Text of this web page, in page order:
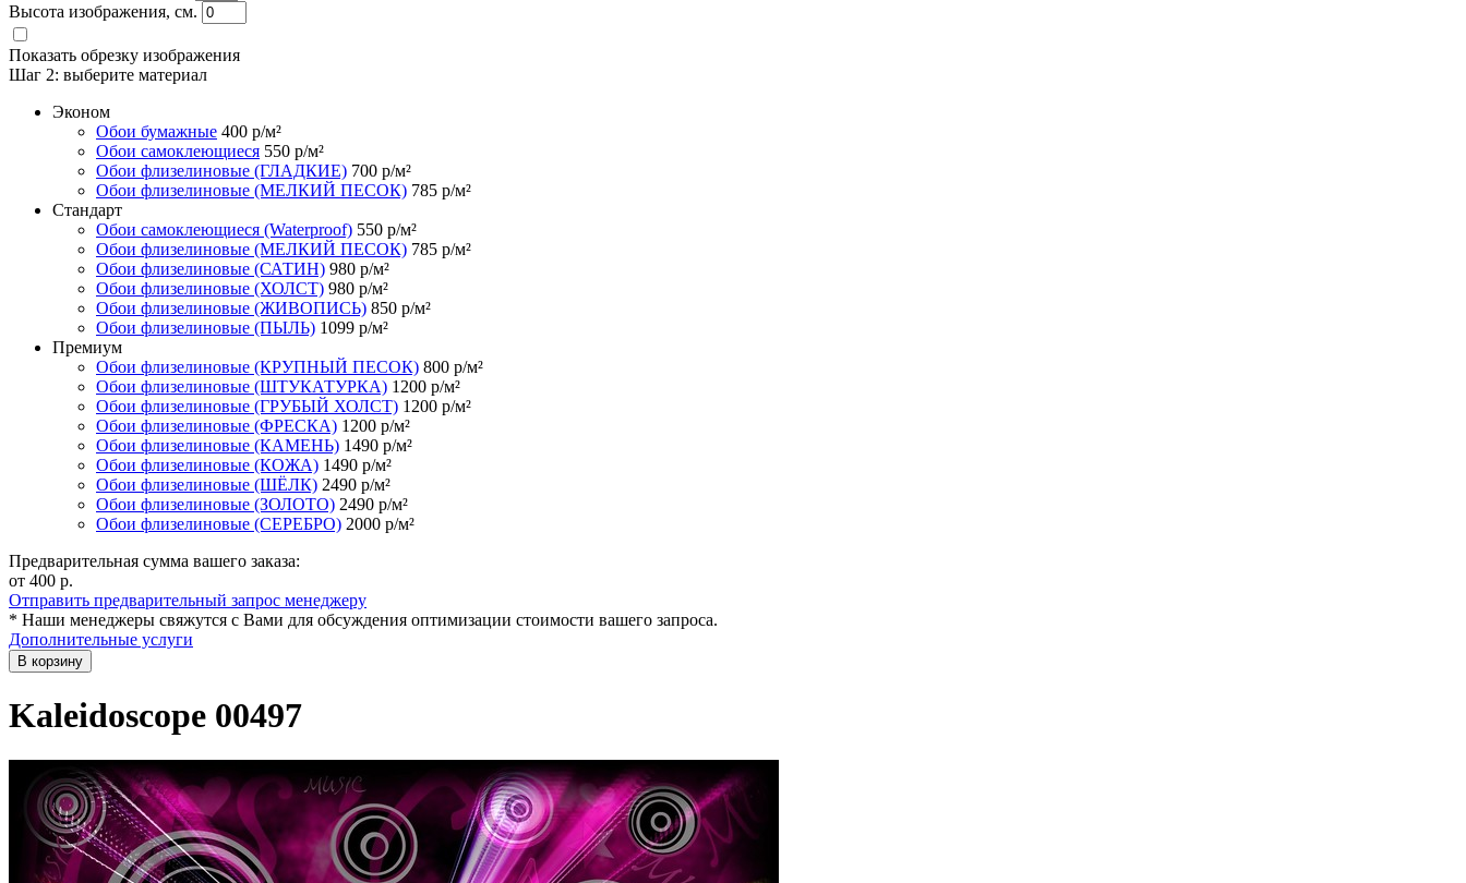
Высота изображения, см.
Показать обрезку изображения
Шаг 2: выберите материал
Эконом
Обои бумажные 400 р/м²
Обои самоклеющиеся 550 р/м²
Обои флизелиновые (ГЛАДКИЕ) 700 р/м²
Обои флизелиновые (МЕЛКИЙ ПЕСОК) 785 р/м²
Стандарт
Обои самоклеющиеся (Waterproof) 550 р/м²
Обои флизелиновые (МЕЛКИЙ ПЕСОК) 785 р/м²
Обои флизелиновые (САТИН) 980 р/м²
Обои флизелиновые (ХОЛСТ) 980 р/м²
Обои флизелиновые (ЖИВОПИСЬ) 850 р/м²
Обои флизелиновые (ПЫЛЬ) 1099 р/м²
Премиум
Обои флизелиновые (КРУПНЫЙ ПЕСОК) 800 р/м²
Обои флизелиновые (ШТУКАТУРКА) 1200 р/м²
Обои флизелиновые (ГРУБЫЙ ХОЛСТ) 1200 р/м²
Обои флизелиновые (ФРЕСКА) 1200 р/м²
Обои флизелиновые (КАМЕНЬ) 1490 р/м²
Обои флизелиновые (КОЖА) 1490 р/м²
Обои флизелиновые (ШЁЛК) 2490 р/м²
Обои флизелиновые (ЗОЛОТО) 2490 р/м²
Обои флизелиновые (СЕРЕБРО) 2000 р/м²
Предварительная сумма вашего заказа:
от 400 р.
Отправить предварительный запрос менеджеру
* Наши менеджеры свяжутся с Вами для обсуждения оптимизации стоимости вашего запроса.
Дополнительные услуги
В корзину
Kaleidoscope 00497